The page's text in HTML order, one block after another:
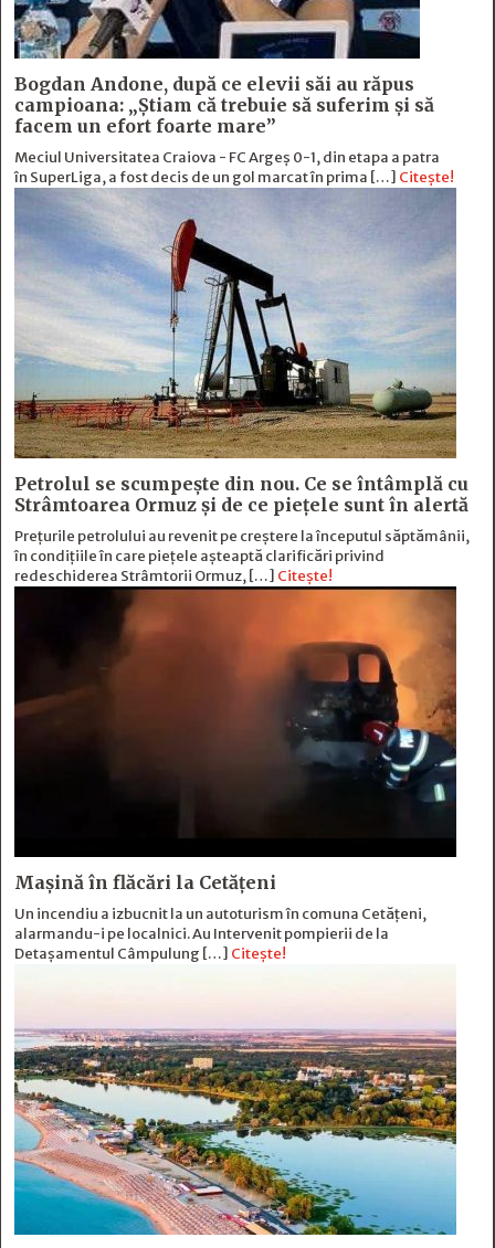
Bogdan Andone, după ce elevii săi au răpus
campioana: „Ştiam că trebuie să suferim şi să
facem un efort foarte mare”
Meciul Universitatea Craiova - FC Argeș 0-1, din etapa a patra
în SuperLiga, a fost decis de un gol marcat în prima […] Citește!
Petrolul se scumpește din nou. Ce se întâmplă cu
Strâmtoarea Ormuz și de ce piețele sunt în alertă
Prețurile petrolului au revenit pe creștere la începutul săptămânii,
în condițiile în care piețele așteaptă clarificări privind
redeschiderea Strâmtorii Ormuz, […] Citește!
Mașină în flăcări la Cetățeni
Un incendiu a izbucnit la un autoturism în comuna Cetățeni,
alarmandu-i pe localnici. Au Intervenit pompierii de la
Detașamentul Câmpulung […] Citește!